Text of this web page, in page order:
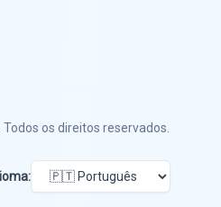
Todos os direitos reservados.